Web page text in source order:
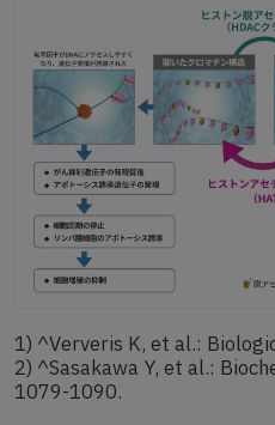
1) ^Ververis K, et al.:
2) ^Sasakawa Y, et al.:
1079-1090.